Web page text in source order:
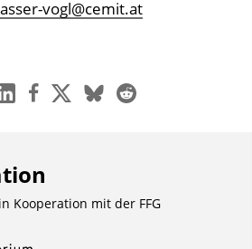
vogl@cemit.at
facebook
x blueskyreddit
Kooperation mit der FFG